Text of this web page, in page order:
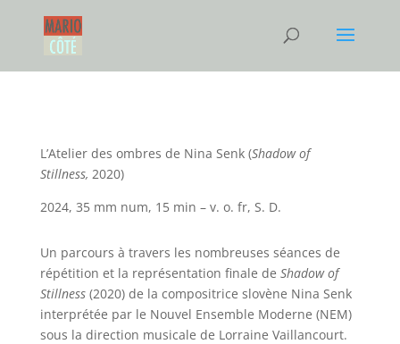
L’Atelier des ombres de Nina Senk (Shadow of
Stillness, 2020)
2024, 35 mm num, 15 min – v. o. fr, S. D.
Un parcours à travers les nombreuses séances de
répétition et la représentation finale de Shadow of
Stillness (2020) de la compositrice slovène Nina Senk
interprétée par le Nouvel Ensemble Moderne (NEM)
sous la direction musicale de Lorraine Vaillancourt.